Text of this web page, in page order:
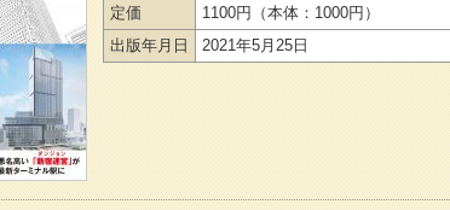
定価
1100円
（本体：1000円）
出版年月日
2021年5月25日